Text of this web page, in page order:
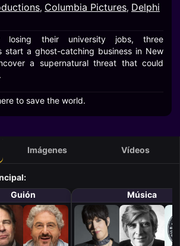
, Columbia Pictures, Delphi
losing their university jobs, three
start a ghost-catching business in New
a supernatural threat that could
to save the world.
Imágenes Vídeos
Guión Música